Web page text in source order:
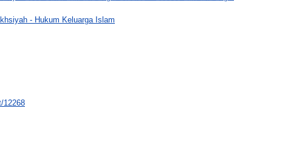
- Hukum Keluarga Islam
12268